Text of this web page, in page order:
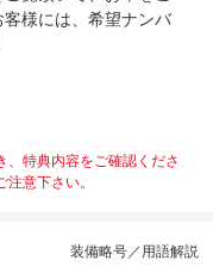
様には、希望ナンバ
特典内容をご確認くださ
意下さい。
装備略号／用語解説